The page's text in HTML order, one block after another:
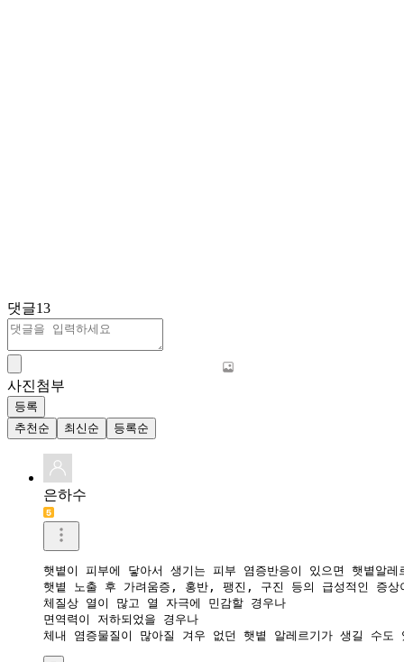
댓글13
사진첨부
등록
추천순
최신순 등록순
은하수
햇볕이 피부에 닿아서 생기는 피부 염증반응이 있으면 햇볕알
햇볕 노출 후 가려움증, 홍반, 팽진, 구진 등의 급성적인 증상
체질상 열이 많고 열 자극에 민감할 경우나
면역력이 저하되었을 경우나